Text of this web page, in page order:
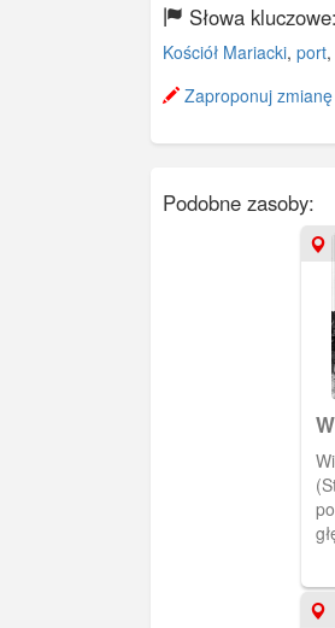
Słowa kluczowe:
Kościół Mariacki, port,
Zaproponuj
Podobne zasoby: